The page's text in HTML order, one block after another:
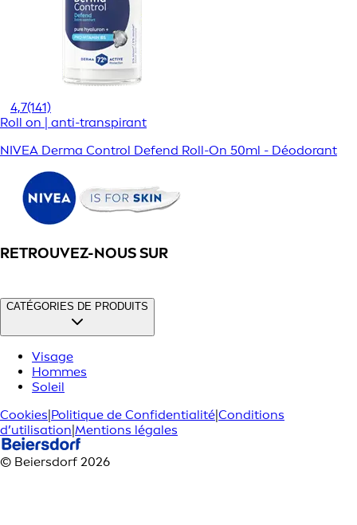
4,7(141)
Roll on | anti-transpirant
NIVEA Derma Control Defend Roll-On 50ml - Déodorant
RETROUVEZ-NOUS SUR
CATÉGORIES DE PRODUITS
Visage
Hommes
Soleil
Cookies|Politique de Confidentialité|Conditions
d’utilisation|Mentions légales
© Beiersdorf 2026